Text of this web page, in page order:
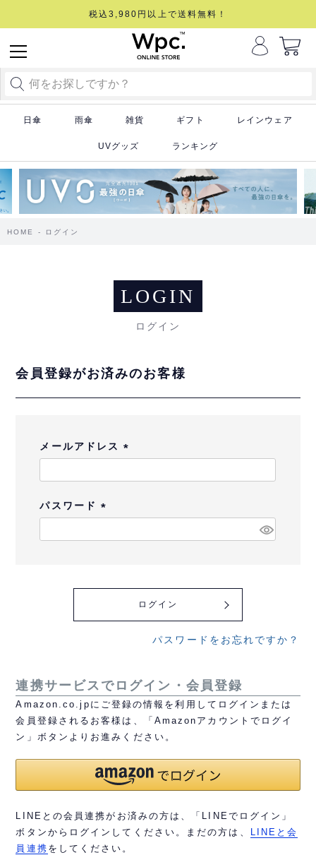
税込3,980円以上で送料無料！
日傘 雨傘 雑貨 ギフト レインウェア
UVグッズ ランキング
HOME ログイン
LOGIN
ログイン
会員登録がお済みのお客様
メールアドレス
必
パスワード
必
ログイン
パスワードをお忘れですか？
連携サービスでログイン・会員登録
Amazon.co.jpにご登録の情報を利用してログインまたは
会員登録されるお客様は、「Amazonアカウントでログイ
ン」ボタンよりお進みください。
LINEとの会員連携がお済みの方は、「LINEでログイン」
ボタンからログインしてください。まだの方は、
LINEと会
員連携 をしてください。